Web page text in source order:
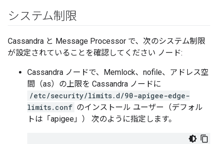
システム制限
Cassandra と Message Processor で、次のシステム制限
が設定されていることを確認してください ノード:
Cassandra ノードで、Memlock、nofile、アドレス空
間（as）の上限を Cassandra ノードに
/etc/security/limits.d/90-apigee-edge-
limits.conf のインストール ユーザー（デフォル
トは「apigee」） 次のように指定します。